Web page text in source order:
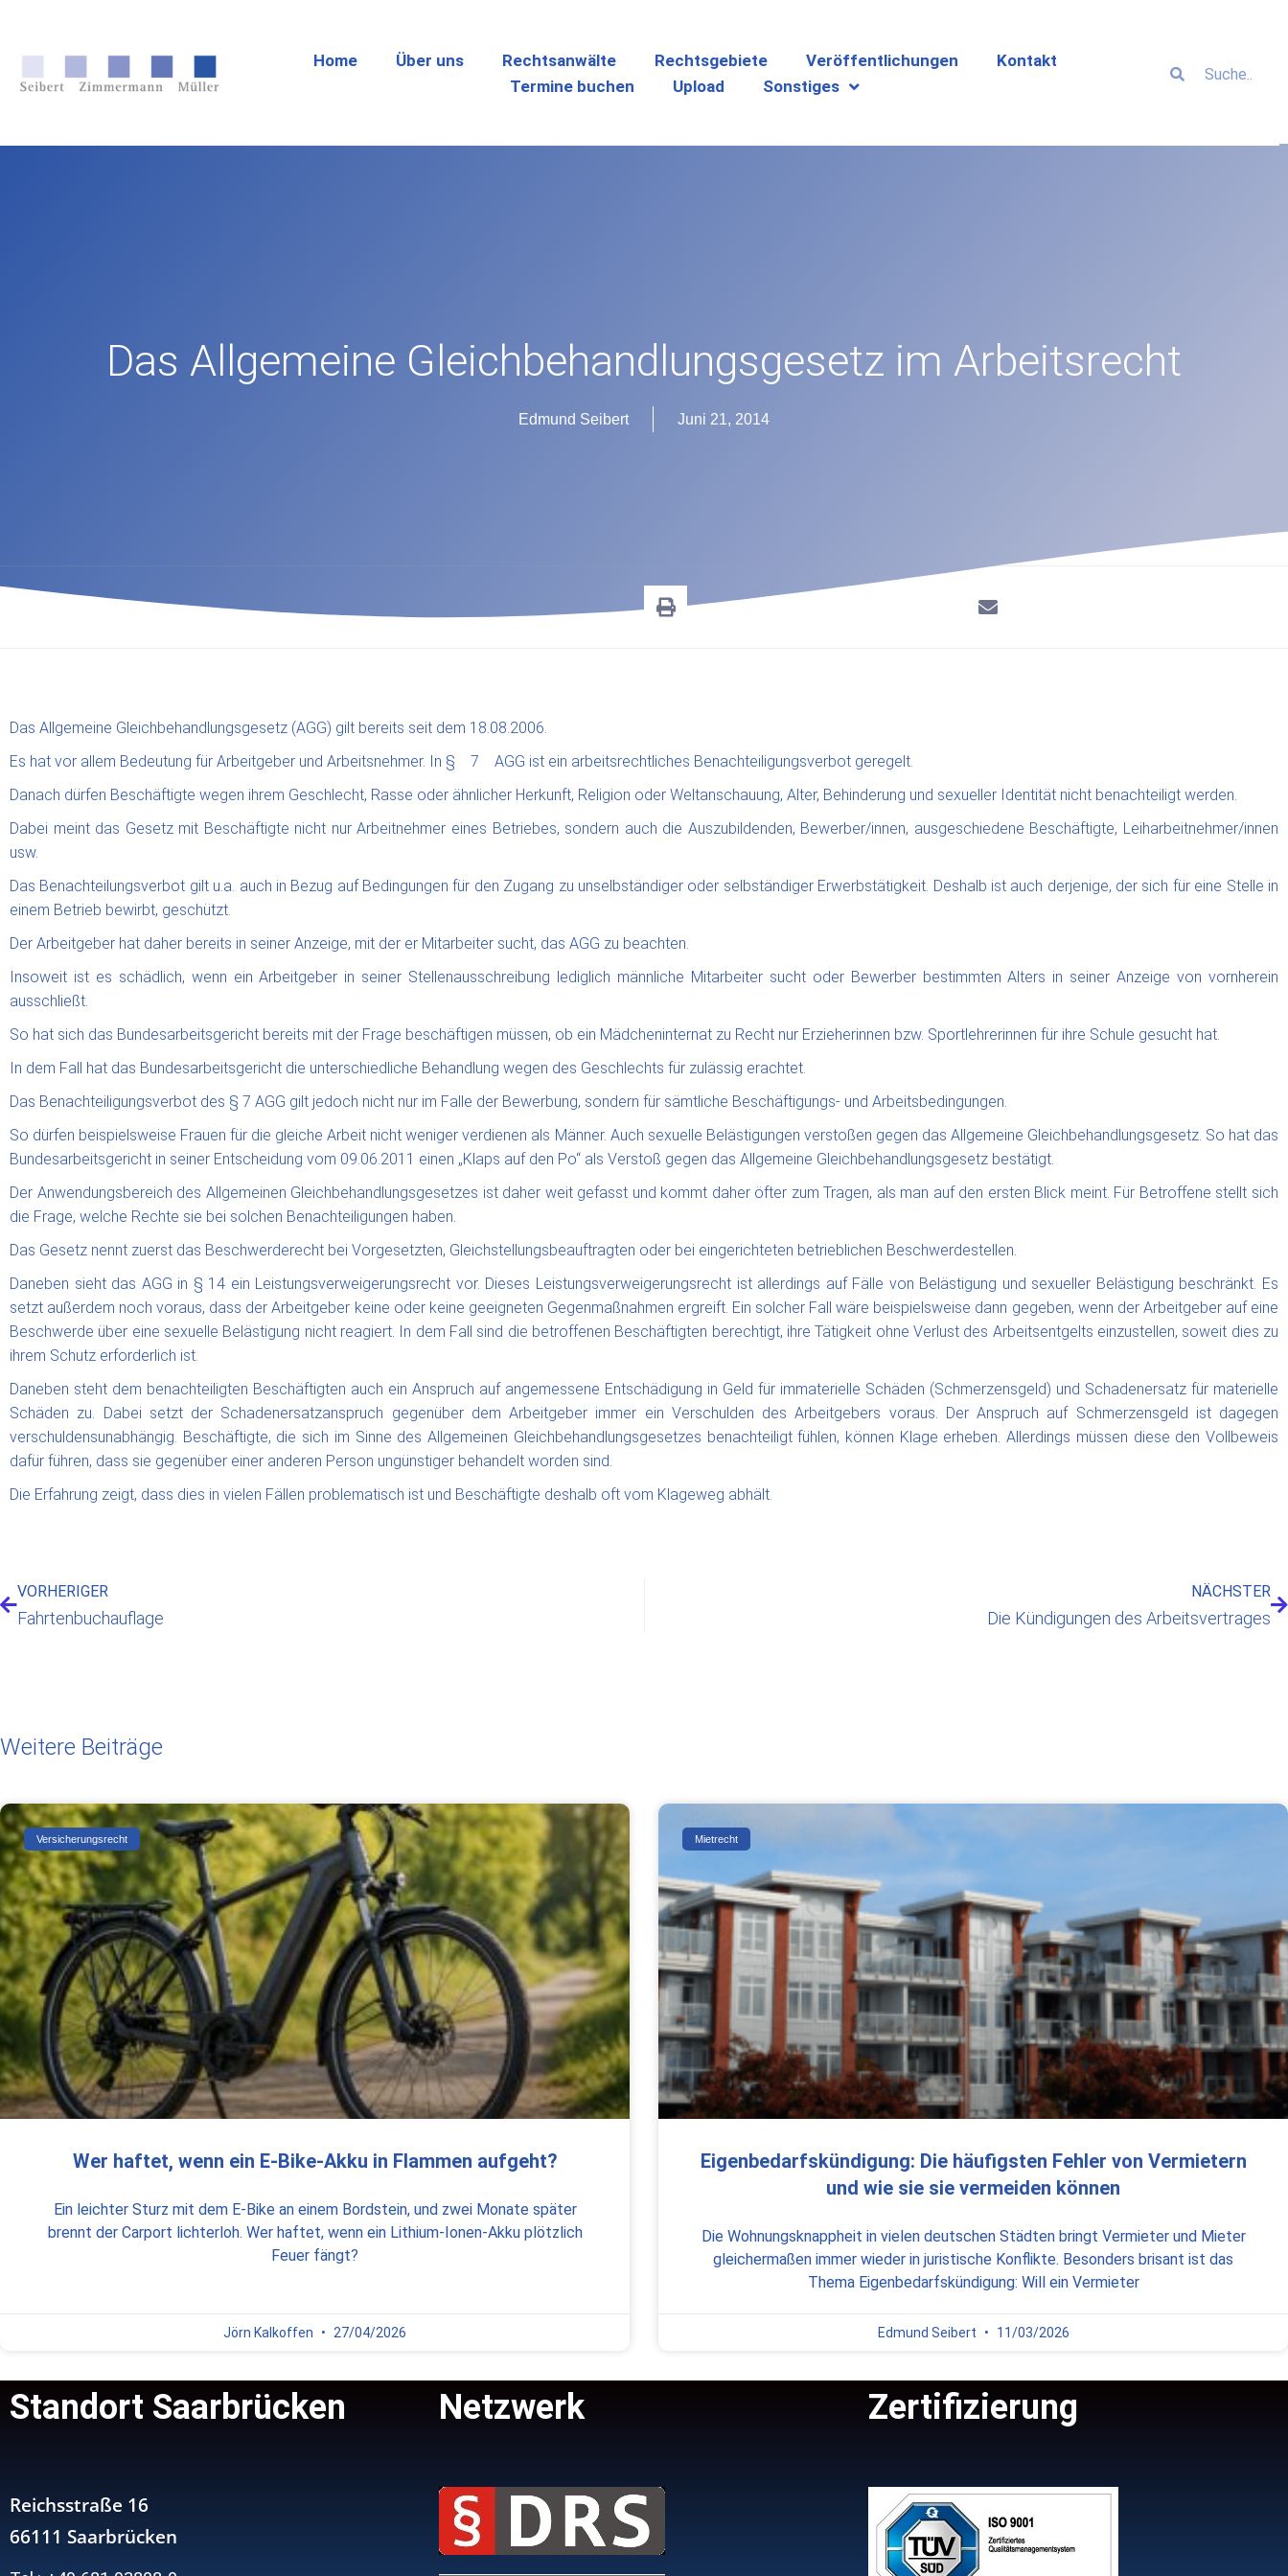
Home Über uns Rechtsanwälte Rechtsgebiete Veröffentlichungen
Kontakt
Termine buchen
Upload Sonstiges
Das Allgemeine Gleichbehandlungsgesetz im Arbeitsrecht
Edmund Seibert Juni 21, 2014
Das Allgemeine Gleichbehandlungsgesetz (AGG) gilt bereits seit dem 18.08.2006.
Es hat vor allem Bedeutung für Arbeitgeber und Arbeitsnehmer. In § 7 AGG ist ein arbeitsrechtliches Benachteiligungsverbot geregelt.
Danach dürfen Beschäftigte wegen ihrem Geschlecht, Rasse oder ähnlicher Herkunft, Religion oder Weltanschauung, Alter, Behinderung und sexueller Identität nicht benachteiligt werden.
Dabei meint das Gesetz mit Beschäftigte nicht nur Arbeitnehmer eines Betriebes, sondern auch die Auszubildenden, Bewerber/innen, ausgeschiedene Beschäftigte, Leiharbeitnehmer/innen
usw.
Das Benachteilungsverbot gilt u.a. auch in Bezug auf Bedingungen für den Zugang zu unselbständiger oder selbständiger Erwerbstätigkeit. Deshalb ist auch derjenige, der sich für eine Stelle in
einem Betrieb bewirbt, geschützt.
Der Arbeitgeber hat daher bereits in seiner Anzeige, mit der er Mitarbeiter sucht, das AGG zu beachten.
Insoweit ist es schädlich, wenn ein Arbeitgeber in seiner Stellenausschreibung lediglich männliche Mitarbeiter sucht oder Bewerber bestimmten Alters in seiner Anzeige von vornherein
ausschließt.
So hat sich das Bundesarbeitsgericht bereits mit der Frage beschäftigen müssen, ob ein Mädcheninternat zu Recht nur Erzieherinnen bzw. Sportlehrerinnen für ihre Schule gesucht hat.
In dem Fall hat das Bundesarbeitsgericht die unterschiedliche Behandlung wegen des Geschlechts für zulässig erachtet.
Das Benachteiligungsverbot des § 7 AGG gilt jedoch nicht nur im Falle der Bewerbung, sondern für sämtliche Beschäftigungs- und Arbeitsbedingungen.
So dürfen beispielsweise Frauen für die gleiche Arbeit nicht weniger verdienen als Männer. Auch sexuelle Belästigungen verstoßen gegen das Allgemeine Gleichbehandlungsgesetz. So hat das
Bundesarbeitsgericht in seiner Entscheidung vom 09.06.2011 einen „Klaps auf den Po“ als Verstoß gegen das Allgemeine Gleichbehandlungsgesetz bestätigt.
Der Anwendungsbereich des Allgemeinen Gleichbehandlungsgesetzes ist daher weit gefasst und kommt daher öfter zum Tragen, als man auf den ersten Blick meint. Für Betroffene stellt sich
die Frage, welche Rechte sie bei solchen Benachteiligungen haben.
Das Gesetz nennt zuerst das Beschwerderecht bei Vorgesetzten, Gleichstellungsbeauftragten oder bei eingerichteten betrieblichen Beschwerdestellen.
Daneben sieht das AGG in § 14 ein Leistungsverweigerungsrecht vor. Dieses Leistungsverweigerungsrecht ist allerdings auf Fälle von Belästigung und sexueller Belästigung beschränkt. Es
setzt außerdem noch voraus, dass der Arbeitgeber keine oder keine geeigneten Gegenmaßnahmen ergreift. Ein solcher Fall wäre beispielsweise dann gegeben, wenn der Arbeitgeber auf eine
Beschwerde über eine sexuelle Belästigung nicht reagiert. In dem Fall sind die betroffenen Beschäftigten berechtigt, ihre Tätigkeit ohne Verlust des Arbeitsentgelts einzustellen, soweit dies zu
ihrem Schutz erforderlich ist.
Daneben steht dem benachteiligten Beschäftigten auch ein Anspruch auf angemessene Entschädigung in Geld für immaterielle Schäden (Schmerzensgeld) und Schadenersatz für materielle
Schäden zu. Dabei setzt der Schadenersatzanspruch gegenüber dem Arbeitgeber immer ein Verschulden des Arbeitgebers voraus. Der Anspruch auf Schmerzensgeld ist dagegen
verschuldensunabhängig. Beschäftigte, die sich im Sinne des Allgemeinen Gleichbehandlungsgesetzes benachteiligt fühlen, können Klage erheben. Allerdings müssen diese den Vollbeweis
dafür führen, dass sie gegenüber einer anderen Person ungünstiger behandelt worden sind.
Die Erfahrung zeigt, dass dies in vielen Fällen problematisch ist und Beschäftigte deshalb oft vom Klageweg abhält.
VORHERIGER
Fahrtenbuchauflage
NÄCHSTER
Die Kündigungen des Arbeitsvertrages
Weitere Beiträge
Versicherungsrecht
Wer haftet, wenn ein E-Bike-Akku in Flammen aufgeht?
Ein leichter Sturz mit dem E-Bike an einem Bordstein, und zwei Monate später
brennt der Carport lichterloh. Wer haftet, wenn ein Lithium-Ionen-Akku plötzlich
Feuer fängt?
Jörn Kalkoffen 27/04/2026
Mietrecht
Eigenbedarfskündigung: Die häufigsten Fehler von Vermietern
und wie sie sie vermeiden können
Die Wohnungsknappheit in vielen deutschen Städten bringt Vermieter und Mieter
gleichermaßen immer wieder in juristische Konflikte. Besonders brisant ist das
Thema Eigenbedarfskündigung: Will ein Vermieter
Edmund Seibert 11/03/2026
Standort Saarbrücken
Reichsstraße 16
66111 Saarbrücken
Netzwerk Zertifizierung